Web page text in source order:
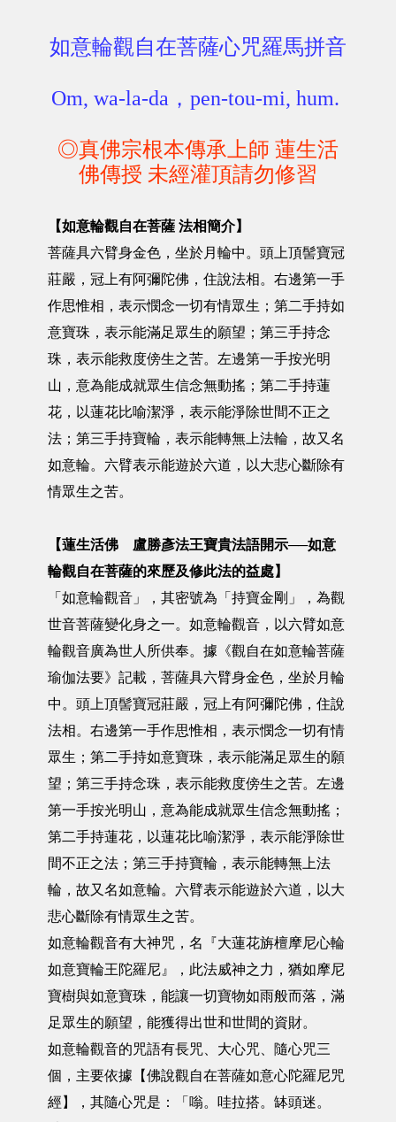
如意輪觀自在菩薩心咒羅馬拼音
Om, wa-la-da，pen-tou-mi, hum.
◎真佛宗根本傳承上師 蓮生活
佛傳授 未經灌頂請勿修習
【如意輪觀自在菩薩 法相簡介】
菩薩具六臂身金色，坐於月輪中。頭上頂髻寶冠
莊嚴，冠上有阿彌陀佛，住說法相。右邊第一手
作思惟相，表示憫念一切有情眾生；第二手持如
意寶珠，表示能滿足眾生的願望；第三手持念
珠，表示能救度傍生之苦。左邊第一手按光明
山，意為能成就眾生信念無動搖；第二手持蓮
花，以蓮花比喻潔淨，表示能淨除世間不正之
法；第三手持寶輪，表示能轉無上法輪，故又名
如意輪。六臂表示能遊於六道，以大悲心斷除有
情眾生之苦。
【蓮生活佛 盧勝彥法王寶貴法語開示──如意
輪觀自在菩薩的來歷及修此法的益處】
「如意輪觀音」，其密號為「持寶金剛」，為觀
世音菩薩變化身之一。如意輪觀音，以六臂如意
輪觀音廣為世人所供奉。據《觀自在如意輪菩薩
瑜伽法要》記載，菩薩具六臂身金色，坐於月輪
中。頭上頂髻寶冠莊嚴，冠上有阿彌陀佛，住說
法相。右邊第一手作思惟相，表示憫念一切有情
眾生；第二手持如意寶珠，表示能滿足眾生的願
望；第三手持念珠，表示能救度傍生之苦。左邊
第一手按光明山，意為能成就眾生信念無動搖；
第二手持蓮花，以蓮花比喻潔淨，表示能淨除世
間不正之法；第三手持寶輪，表示能轉無上法
輪，故又名如意輪。六臂表示能遊於六道，以大
悲心斷除有情眾生之苦。
如意輪觀音有大神咒，名『大蓮花旃檀摩尼心輪
如意寶輪王陀羅尼』，此法威神之力，猶如摩尼
寶樹與如意寶珠，能讓一切寶物如雨般而落，滿
足眾生的願望，能獲得出世和世間的資財。
如意輪觀音的咒語有長咒、大心咒、隨心咒三
個，主要依據【佛說觀自在菩薩如意心陀羅尼咒
經】，其隨心咒是：「嗡。哇拉搭。缽頭迷。